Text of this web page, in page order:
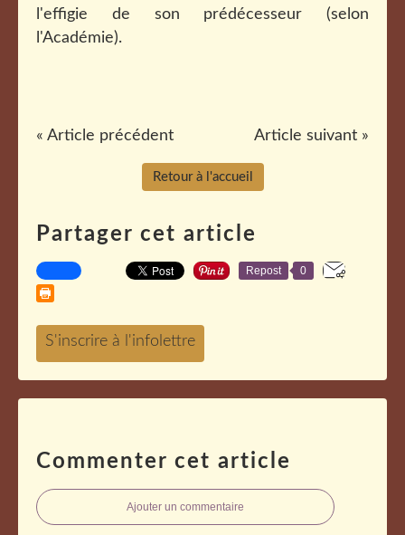
l'effigie de son prédécesseur (selon
l'Académie).
« Article précédent Article suivant »
Retour à l'accueil
Partager cet article
Repost 0
Commenter cet article
Ajouter un commentaire